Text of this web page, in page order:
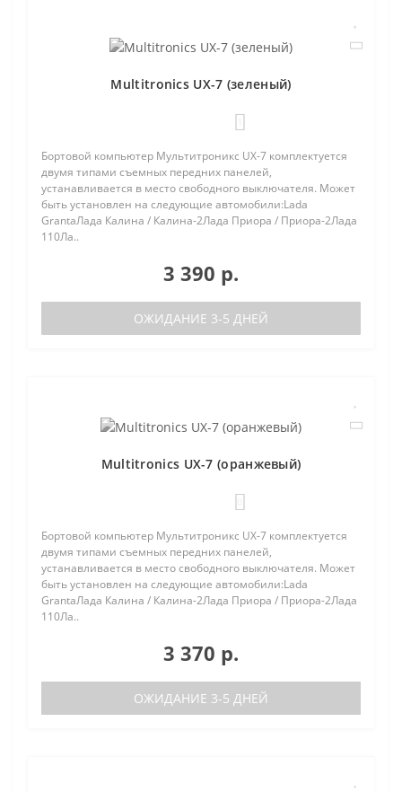
Multitronics UX-7 (зеленый)
Бортовой компьютер Мультитроникс UX-7 комплектуется
двумя типами съемных передних панелей,
устанавливается в место свободного выключателя. Может
быть установлен на следующие автомобили:Lada
GrantaЛада Калина / Калина-2Лада Приора / Приора-2Лада
110Ла..
3 390 р.
ОЖИДАНИЕ 3-5 ДНЕЙ
Multitronics UX-7 (оранжевый)
Бортовой компьютер Мультитроникс UX-7 комплектуется
двумя типами съемных передних панелей,
устанавливается в место свободного выключателя. Может
быть установлен на следующие автомобили:Lada
GrantaЛада Калина / Калина-2Лада Приора / Приора-2Лада
110Ла..
3 370 р.
ОЖИДАНИЕ 3-5 ДНЕЙ